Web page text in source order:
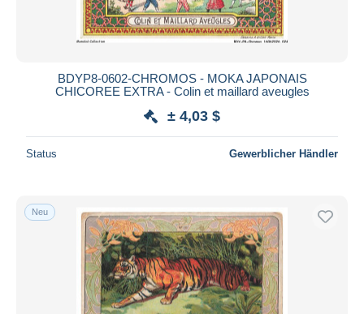
BDYP8-0602-CHROMOS - MOKA JAPONAIS
CHICOREE EXTRA - Colin et maillard aveugles
± 4,03 $
Status Gewerblicher Händler
Neu